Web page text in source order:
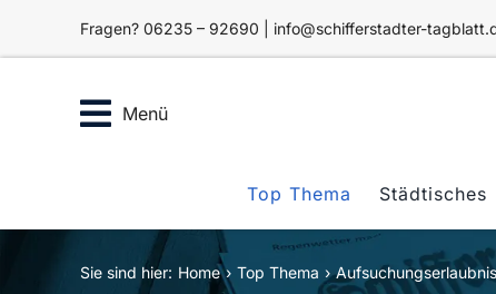
Fragen? 06235 – 92690 | info@schifferstadter-
Menü
Top Thema Städtisches
Sie sind hier: Home Top Thema